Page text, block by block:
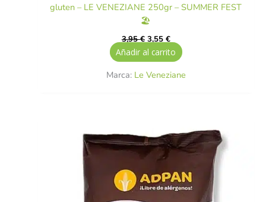
gluten – LE VENEZIANE 250gr – SUMMER FEST
🏖️
3,95€ 3,55 €
Añadir al carrito
Marca: Le Veneziane